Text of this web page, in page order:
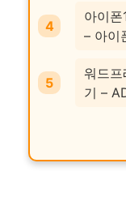
아이
– 아이
워드
기 –